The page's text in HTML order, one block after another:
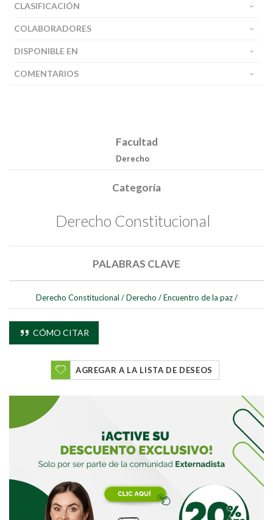
CLASIFICACIÓN
COLABORADORES
DISPONIBLE EN
COMENTARIOS
Facultad
Derecho
Categoría
Derecho Constitucional
PALABRAS CLAVE
Derecho Constitucional / Derecho / Encuentro de la paz /
CÓMO CITAR
AGREGAR A LA LISTA DE DESEOS